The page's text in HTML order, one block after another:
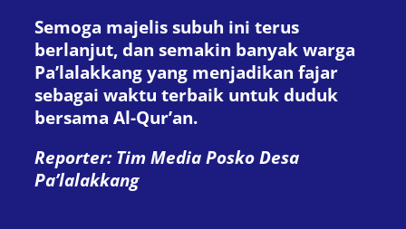
Semoga majelis subuh ini terus
berlanjut, dan semakin banyak warga
Pa’lalakkang yang menjadikan fajar
sebagai waktu terbaik untuk duduk
bersama Al-Qur’an.
Reporter: Tim Media Posko Desa
Pa’lalakkang